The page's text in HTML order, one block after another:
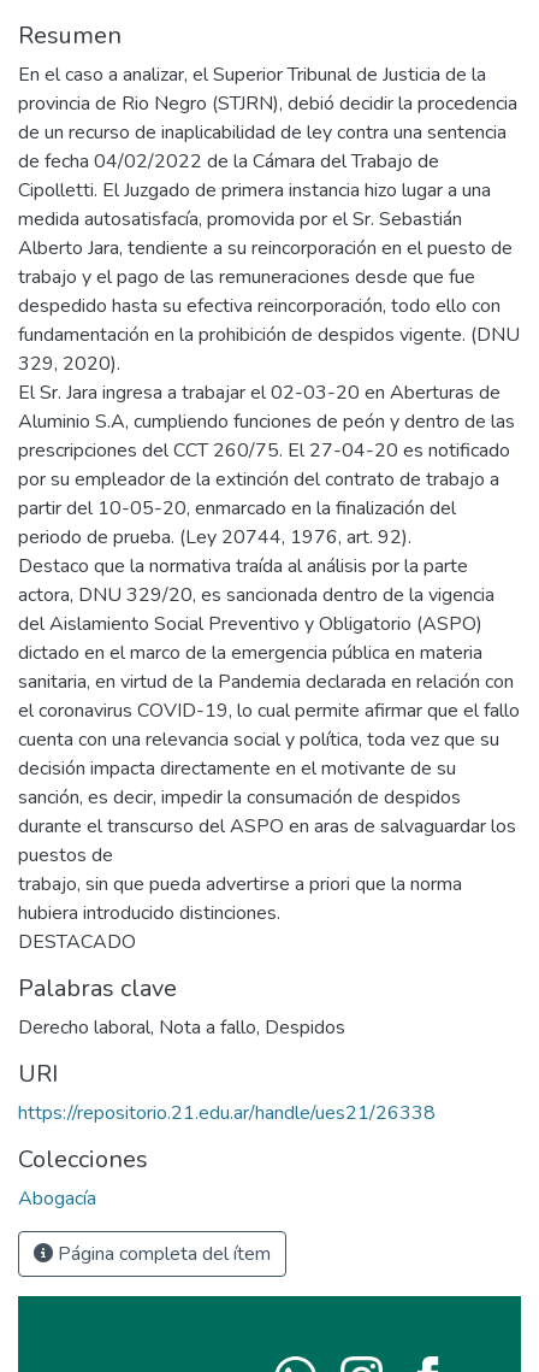
Resumen
En el caso a analizar, el Superior Tribunal de Justicia de la
provincia de Rio Negro (STJRN), debió decidir la procedencia
de un recurso de inaplicabilidad de ley contra una sentencia
de fecha 04/02/2022 de la Cámara del Trabajo de
Cipolletti. El Juzgado de primera instancia hizo lugar a una
medida autosatisfacía, promovida por el Sr. Sebastián
Alberto Jara, tendiente a su reincorporación en el puesto de
trabajo y el pago de las remuneraciones desde que fue
despedido hasta su efectiva reincorporación, todo ello con
fundamentación en la prohibición de despidos vigente. (DNU
329, 2020).
El Sr. Jara ingresa a trabajar el 02-03-20 en Aberturas de
Aluminio S.A, cumpliendo funciones de peón y dentro de las
prescripciones del CCT 260/75. El 27-04-20 es notificado
por su empleador de la extinción del contrato de trabajo a
partir del 10-05-20, enmarcado en la finalización del
periodo de prueba. (Ley 20744, 1976, art. 92).
Destaco que la normativa traída al análisis por la parte
actora, DNU 329/20, es sancionada dentro de la vigencia
del Aislamiento Social Preventivo y Obligatorio (ASPO)
dictado en el marco de la emergencia pública en materia
sanitaria, en virtud de la Pandemia declarada en relación con
el coronavirus COVID-19, lo cual permite afirmar que el fallo
cuenta con una relevancia social y política, toda vez que su
decisión impacta directamente en el motivante de su
sanción, es decir, impedir la consumación de despidos
durante el transcurso del ASPO en aras de salvaguardar los
puestos de
trabajo, sin que pueda advertirse a priori que la norma
hubiera introducido distinciones.
DESTACADO
Palabras clave
Derecho laboral, Nota a fallo, Despidos
URI
https://repositorio.21.edu.ar/handle/ues21/26338
Colecciones
Abogacía
Página completa del ítem